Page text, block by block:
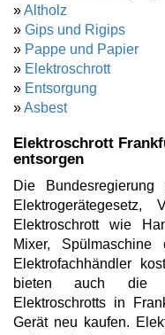
»Altholz
» Gips und Rigips
» Pappe und Papier
» Elektroschrott
» Entsorgung
»Asbest
Elektroschrott
entsorgen
Die
Elektroschrott wie
Mixer,
Elektrofachhändler
bieten auch die
Elektroschrotts in
Gerät neu kaufen.